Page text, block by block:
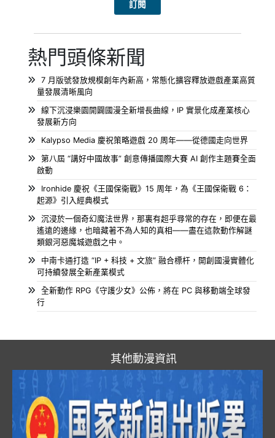
熱門頭條新聞
7 月版號發放規模創年內新高，常態化擴容釋放遊戲產業高質
量發展清晰風向
線下沉浸樂園開闢國漫全新增長曲線，IP 實景化成產業核心
發展新方向
Kalypso Media 慶祝策略遊戲 20 周年——從德國走向世界
第八屆 “講好中國故事” 創意傳播國際大賽 AI 創作主題賽全面
啟動
Ironhide 慶祝《王國保衛戰》15 周年，為《王國保衛戰 6：
起源》引入經典模式
沉浸於一個奇幻魔法世界，那裏有超乎尋常的存在，即便在最
遙遠的邊緣，也暗藏著不為人知的真相——盡在這款動作解謎
類銀河惡魔城遊戲之中。
中南卡通打造 “IP + 科技 + 文旅” 融合標杆，開創國漫實體化
可持續發展全新產業模式
全新動作 RPG《守護少女》公佈，將在 PC 與移動端全球發
行
其他動漫資訊